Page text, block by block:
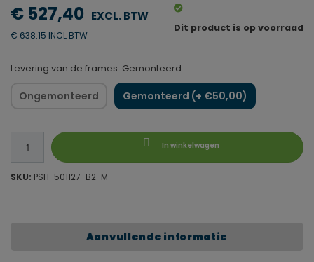
€ 527,40
€ 638.15 INCL BTW
Dit product is op voorraad
Levering van de frames: Gemonteerd
Ongemonteerd Gemonteerd (+ €50,00)
In winkelwagen
SKU: PSH-501127-B2-M
Aanvullende informatie